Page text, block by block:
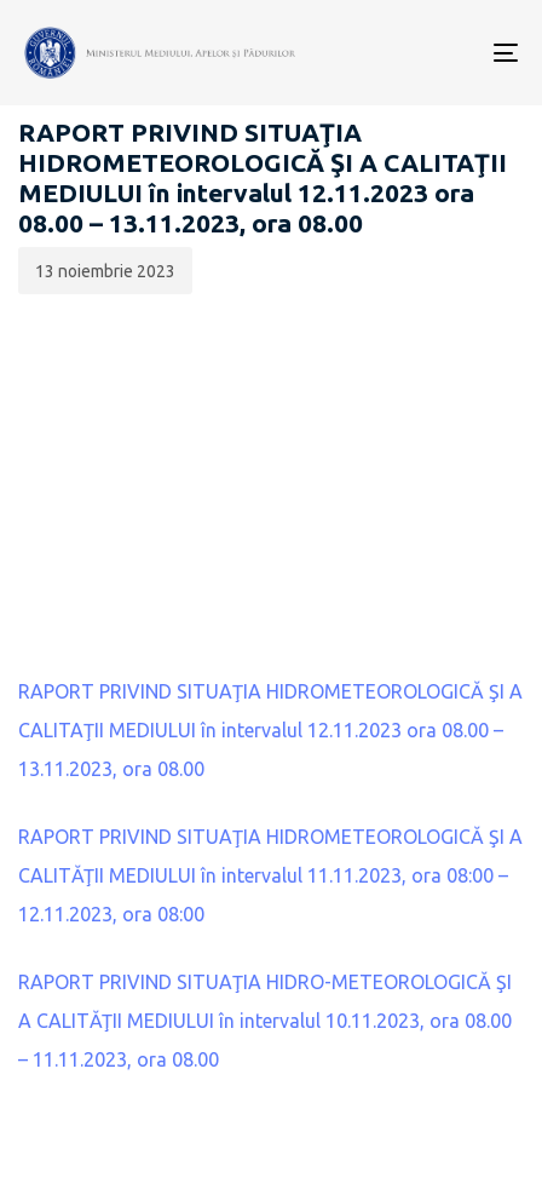
RAPOARTE ZILNICE STAREA MEDIULUI
RAPORT PRIVIND SITUAŢIA
HIDROMETEOROLOGICĂ ŞI A CALITAŢII
MEDIULUI în intervalul 12.11.2023 ora
08.00 – 13.11.2023, ora 08.00
publicării:
13 noiembrie 2023
RAPORT PRIVIND SITUAŢIA HIDROMETEOROLOGICĂ ŞI A
CALITAŢII MEDIULUI în intervalul 12.11.2023 ora 08.00 –
13.11.2023, ora 08.00
RAPORT PRIVIND SITUAŢIA HIDROMETEOROLOGICĂ ŞI A
CALITĂŢII MEDIULUI în intervalul 11.11.2023, ora 08:00 –
12.11.2023, ora 08:00
RAPORT PRIVIND SITUAŢIA HIDRO-METEOROLOGICĂ ŞI
A CALITĂŢII MEDIULUI în intervalul 10.11.2023, ora 08.00
– 11.11.2023, ora 08.00